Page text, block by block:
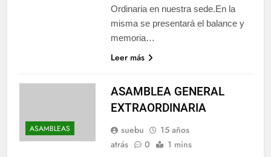
Ordinaria en nuestra sede.En la
misma se presentará el balance y
memoria…
Leer más
ASAMBLEAS
ASAMBLEA GENERAL
EXTRAORDINARIA
suebu
15 años
atrás
0 1 mins